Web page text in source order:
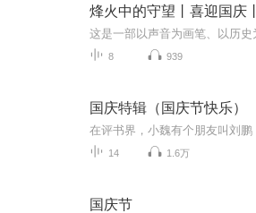
8 939
国庆特辑（国庆节快乐）
14 1.6万
国庆节